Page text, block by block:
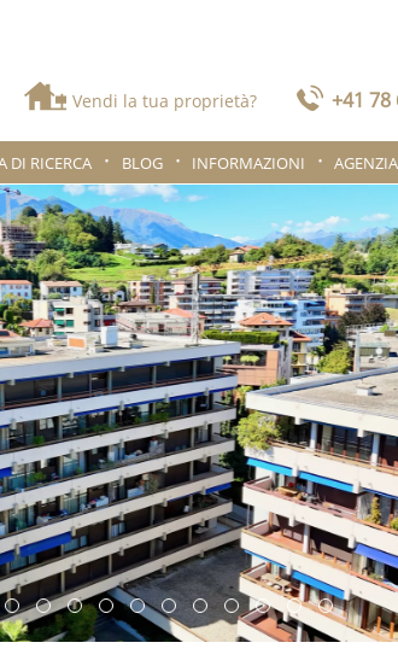
Vendi la tua proprietà? +41 78
DI RICERCA BLOG INFORMAZIONI AGENZIA